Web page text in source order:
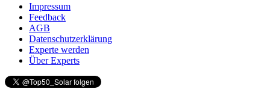
Impressum
Feedback
AGB
Datenschutzerklärung
Experte werden
Über Experts